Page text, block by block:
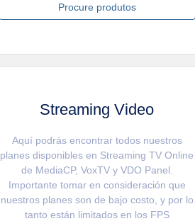
Procure produtos
Streaming Video
Aquí podrás encontrar todos nuestros
planes disponibles en Streaming TV Online
de MediaCP, VoxTV y VDO Panel.
Importante tomar en consideración que
nuestros planes son de bajo costo, y por lo
tanto están limitados en los FPS